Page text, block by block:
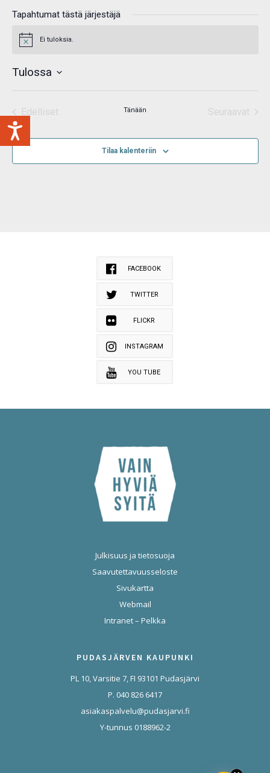
Tapahtumat tästä järjestäjä
Notice Ei tuloksia.
Tulossa
Valitse
päivä.Edelliset
Tänään
Seuraavat
Tilaa kalenteriin
FACEBOOK
TWITTER
FLICKR
INSTAGRAM
YOU TUBE
Julkisuus ja tietosuoja
Saavutettavuusseloste
Sivukartta
Webmail
Intranet – Pelkka
PUDASJÄRVEN KAUPUNKI
PL 10, Varsitie 7, FI 93101 Pudasjärvi
P. 040 826 6417
asiakaspalvelu@pudasjarvi.fi
Y-tunnus 0188962-2